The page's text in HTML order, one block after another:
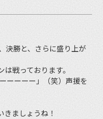
決勝と、さらに盛り上が
戦っております。
ーーーー」（笑）声援を
ましょうね！